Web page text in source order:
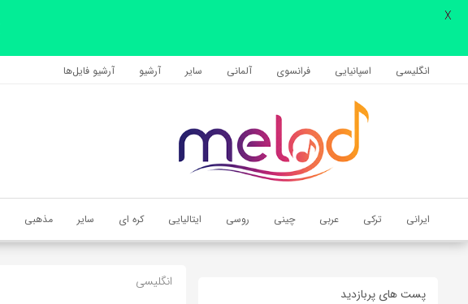
انگلیسی اسپانیایی فرانسوی آلمانی سایر آرشیو آرشیو فایل‌‎ها
ایرانی ترکی عربی چینی روسی ایتالیایی کره ای سایر مذهبی
اشتراک گذاری
با استفاده از روش‌های زیر می‌توانید این صفحه را با دوستان خود به
کپی لینک
پست های پربازدید
انگلیسی
X